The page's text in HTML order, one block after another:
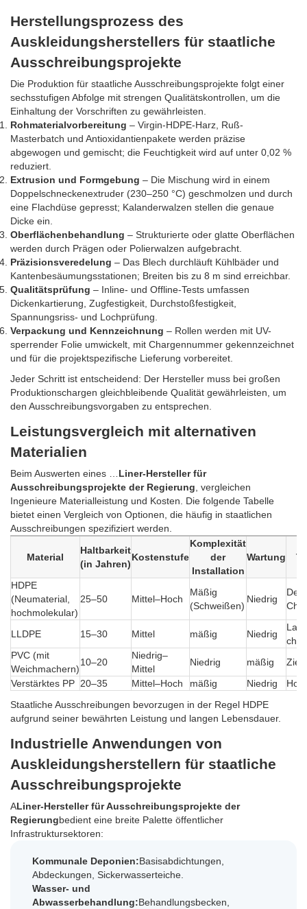
Herstellungsprozess des
Auskleidungsherstellers für staatliche
Ausschreibungsprojekte
Die Produktion für staatliche Ausschreibungsprojekte folgt einer
sechsstufigen Abfolge mit strengen Qualitätskontrollen, um die
Einhaltung der Vorschriften zu gewährleisten.
Rohmaterialvorbereitung – Virgin-HDPE-Harz, Ruß-
Masterbatch und Antioxidantienpakete werden präzise
abgewogen und gemischt; die Feuchtigkeit wird auf unter 0,02 %
reduziert.
Extrusion und Formgebung – Die Mischung wird in einem
Doppelschneckenextruder (230–250 °C) geschmolzen und durch
eine Flachdüse gepresst; Kalanderwalzen stellen die genaue
Dicke ein.
Oberflächenbehandlung – Strukturierte oder glatte Oberflächen
werden durch Prägen oder Polierwalzen aufgebracht.
Präzisionsveredelung – Das Blech durchläuft Kühlbäder und
Kantenbesäumungsstationen; Breiten bis zu 8 m sind erreichbar.
Qualitätsprüfung – Inline- und Offline-Tests umfassen
Dickenkartierung, Zugfestigkeit, Durchstoßfestigkeit,
Spannungsriss- und Lochprüfung.
Verpackung und Kennzeichnung – Rollen werden mit UV-
sperrender Folie umwickelt, mit Chargennummer gekennzeichnet
und für die projektspezifische Lieferung vorbereitet.
Jeder Schritt ist entscheidend: Der Hersteller muss bei großen
Produktionschargen gleichbleibende Qualität gewährleisten, um
den Ausschreibungsvorgaben zu entsprechen.
Leistungsvergleich mit alternativen
Materialien
Beim Auswerten eines … Liner-Hersteller für
Ausschreibungsprojekte der Regierung , vergleichen
Ingenieure Materialleistung und Kosten. Die folgende Tabelle
bietet einen Vergleich von Optionen, die häufig in staatlichen
Ausschreibungen spezifiziert werden.
Material
Haltbarkeit
(in Jahren)
Kostenstufe
Komplexität
der
Installation
Wartung
HDPE
(Neumaterial,
hochmolekular)
25–50 Mittel–Hoch
Mäßig
(Schweißen)
Niedrig
LLDPE 15–30 Mittel mäßig Niedrig
PVC (mit
Weichmachern)
10–20
Niedrig–
Mittel
Niedrig mäßig
Verstärktes PP 20–35 Mittel–Hoch mäßig Niedrig
Staatliche Ausschreibungen bevorzugen in der Regel HDPE
aufgrund seiner bewährten Leistung und langen Lebensdauer.
Industrielle Anwendungen von
Auskleidungsherstellern für staatliche
Ausschreibungsprojekte
ALiner-Hersteller für Ausschreibungsprojekte der
Regierungbedient eine breite Palette öffentlicher
Infrastruktursektoren:
Kommunale Deponien:Basisabdichtungen,
Abdeckungen, Sickerwasserteiche.
Wasser- und
Abwasserbehandlung:Behandlungsbecken,